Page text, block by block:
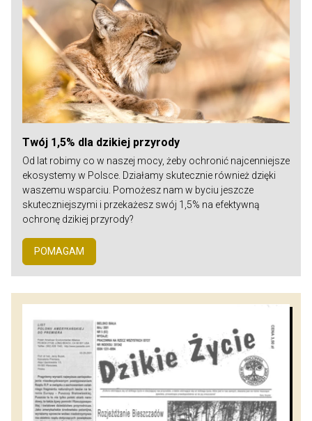
Twój 1,5% dla dzikiej przyrody
Od lat robimy co w naszej mocy, żeby ochronić najcenniejsze
ekosystemy w Polsce. Działamy skutecznie również dzięki
waszemu wsparciu. Pomożesz nam w byciu jeszcze
skuteczniejszymi i przekażesz swój 1,5% na efektywną
ochronę dzikiej przyrody?
POMAGAM